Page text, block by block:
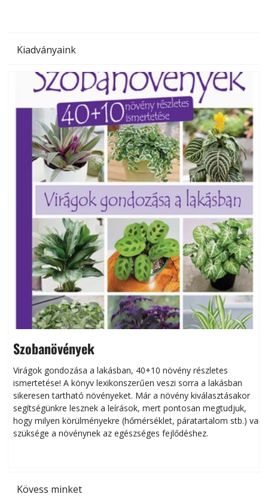
Kiadványaink
Szobanövények
Virágok gondozása a lakásban, 40+10 növény részletes
ismertetése! A könyv lexikonszerűen veszi sorra a lakásban
sikeresen tart­ha­tó növényeket. Már a növény kiválasztásakor
segítségünkre lesznek a leírások, mert pontosan megtudjuk,
hogy milyen körülményekre (hőmérséklet, páratartalom stb.) van
szüksége a növénynek az egészséges fejlődéshez.
Kövess minket